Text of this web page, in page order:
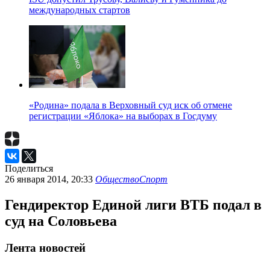
международных стартов
«Родина» подала в Верховный суд иск об отмене
регистрации «Яблока» на выборах в Госдуму
Поделиться
26 января 2014, 20:33 ОбществоСпорт
Гендиректор Единой лиги ВТБ подал в
суд на Соловьева
Лента новостей